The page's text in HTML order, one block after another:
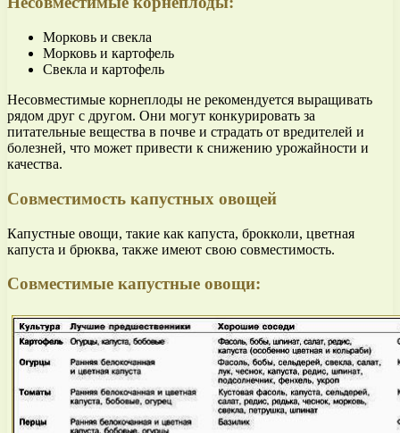
Морковь и свекла
Морковь и картофель
Свекла и картофель
Несовместимые корнеплоды не рекомендуется выращивать
рядом друг с другом. Они могут конкурировать за
питательные вещества в почве и страдать от вредителей и
болезней, что может привести к снижению урожайности и
качества.
Совместимость капустных овощей
Капустные овощи, такие как капуста, брокколи, цветная
капуста и брюква, также имеют свою совместимость.
Совместимые капустные овощи: